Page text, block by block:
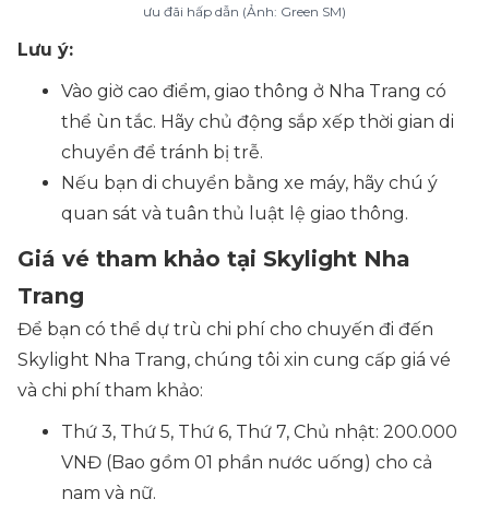
ưu đãi hấp dẫn (Ảnh: Green SM)
Lưu ý:
Vào giờ cao điểm, giao thông ở Nha Trang có
thể ùn tắc. Hãy chủ động sắp xếp thời gian di
chuyển để tránh bị trễ.
Nếu bạn di chuyển bằng xe máy, hãy chú ý
quan sát và tuân thủ luật lệ giao thông.
Giá vé tham khảo tại Skylight Nha
Trang
Để bạn có thể dự trù chi phí cho chuyến đi đến
Skylight Nha Trang, chúng tôi xin cung cấp giá vé
và chi phí tham khảo:
Thứ 3, Thứ 5, Thứ 6, Thứ 7, Chủ nhật: 200.000
VNĐ (Bao gồm 01 phần nước uống) cho cả
nam và nữ.